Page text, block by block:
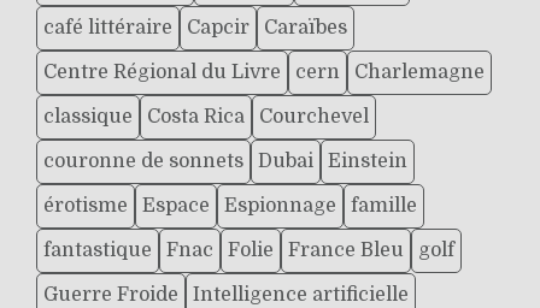
café littéraire Capcir Caraïbes
Centre Régional du Livre cern Charlemagne
classique Costa Rica Courchevel
couronne de sonnets Dubai Einstein
érotisme Espace Espionnage famille
fantastique Fnac Folie France Bleu golf
Guerre Froide Intelligence artificielle